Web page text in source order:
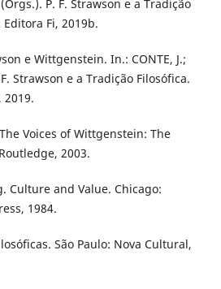
(Orgs.). P. F. Strawson e a Tradição
Fi, 2019b.
e Wittgenstein. In.: CONTE, J.;
Strawson e a Tradição Filosófica.
2019.
Voices of Wittgenstein: The
2003.
Culture and Value. Chicago:
1984.
São Paulo: Nova Cultural,